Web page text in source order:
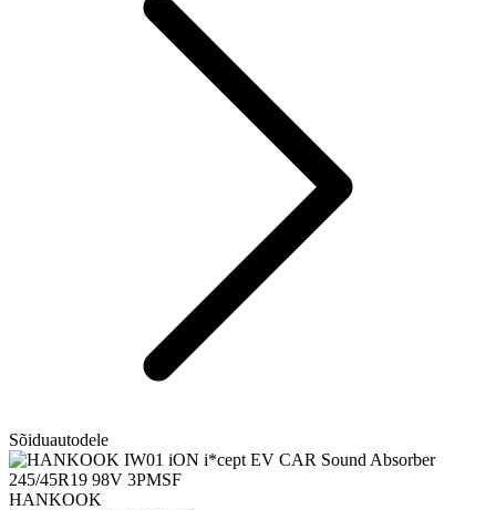
Sõiduautodele
HANKOOK